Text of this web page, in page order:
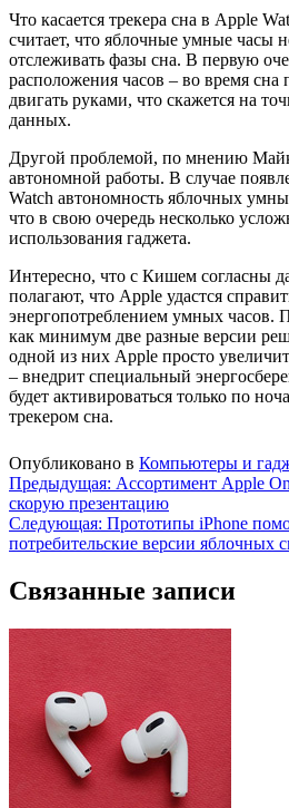
Что касается трекера сна в Apple
считает, что яблочные умные часы
отслеживать фазы сна. В первую
расположения часов – во время сна
двигать руками, что скажется на
данных.
Другой проблемой, по мнению
автономной работы. В случае
Watch автономность яблочных
что в свою очередь несколько
использования гаджета.
Интересно, что с Кишем согласны
полагают, что Apple удастся
энергопотреблением умных часов.
как минимум две разные версии
одной из них Apple просто
– внедрит специальный
будет активироваться только по
трекером сна.
Опубликовано в Компьютеры и
Навигация
по
записям
Предыдущая: Ассортимент Apple
скорую презентацию
Следующая: Прототипы iPhone
потребительские версии яблочных
Связанные записи